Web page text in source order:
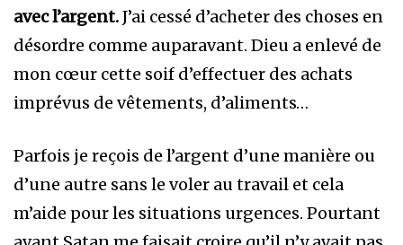
avec l’argent.J’ai cessé d’acheter des choses en
désordre comme auparavant. Dieu a enlevé de
mon cœur cette soif d’effectuer des achats
imprévus de vêtements, d’aliments…
Parfois je reçois de l’argent d’une manière ou
d’une autre sans le voler au travail et cela
m’aide pour les situations urgences. Pourtant